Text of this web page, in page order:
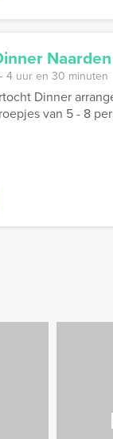
4 uur en 30 minuten
Dinner
van 5 - 8